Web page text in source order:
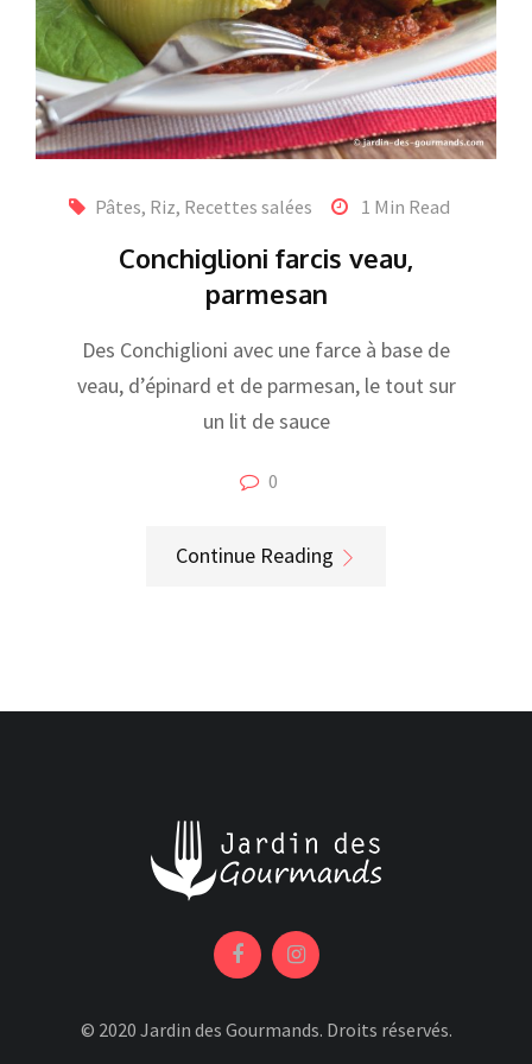
Pâtes, Riz, Recettes salées 1 Min Read
Conchiglioni farcis veau,
parmesan
Des Conchiglioni avec une farce à base de
veau, d’épinard et de parmesan, le tout sur
un lit de sauce
0
Continue Reading
© 2020 Jardin des Gourmands. Droits réservés.